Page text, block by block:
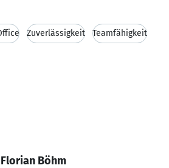
Zuverlässigkeit Teamfähigkeit
Böhm